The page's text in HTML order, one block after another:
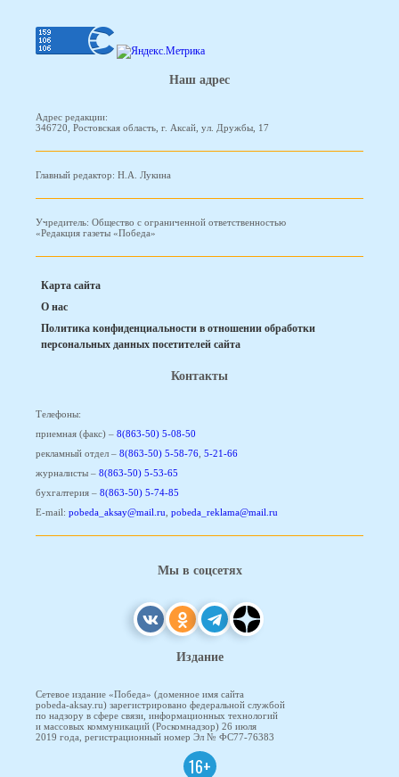
Наш адрес
Адрес редакции:
346720, Ростовская область, г. Аксай, ул. Дружбы, 17
Главный редактор: Н.А. Лукина
Учредитель: Общество с ограниченной ответственностью
«Редакция газеты «Победа»
Карта сайта
О нас
Политика конфиденциальности в отношении обработки
персональных данных посетителей сайта
Контакты
Телефоны:
приемная (факс) – 8(863-50) 5-08-50
рекламный отдел – 8(863-50) 5-58-76 5-21-66
журналисты – 8(863-50) 5-53-65
бухгалтерия – 8(863-50) 5-74-85
E-mail: pobeda_aksay@mail.ru pobeda_reklama@mail.ru
Мы в соцсетях
Издание
Сетевое издание «Победа» (доменное имя сайта
pobeda-aksay.ru) зарегистрировано федеральной службой
по надзору в сфере связи, информационных технологий
и массовых коммуникаций (Роскомнадзор) 26 июля
2019 года, регистрационный номер Эл № ФС77-76383
16+